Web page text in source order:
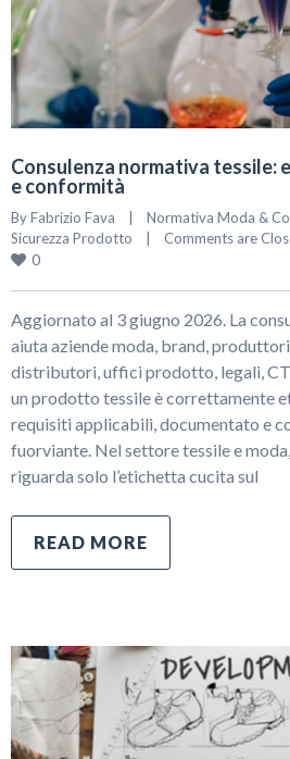
Consulenza normativa tessile:
e conformità
By Fabrizio Fava Normativa Moda &
Sicurezza Prodotto
Comments are
0
Aggiornato al 3 giugno 2026. La
aiuta aziende moda, brand,
distributori, uffici prodotto, legali,
un prodotto tessile è correttamente
requisiti applicabili, documentato e
fuorviante. Nel settore tessile e
riguarda solo l’etichetta cucita sul
READ MORE